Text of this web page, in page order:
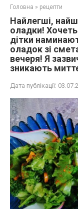
Головна » рецепти
Найлегші,
оладки!
дітки
оладок зі
вечеря! Я
зникають
Дата публікації: